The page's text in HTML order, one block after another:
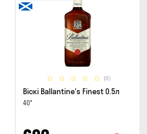
(0)
Віскі Ballantine's Finest 0.5л
40°